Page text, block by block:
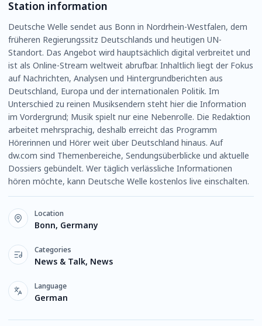
Station information
Deutsche Welle sendet aus Bonn in Nordrhein-Westfalen, dem
früheren Regierungssitz Deutschlands und heutigen UN-
Standort. Das Angebot wird hauptsächlich digital verbreitet und
ist als Online-Stream weltweit abrufbar. Inhaltlich liegt der Fokus
auf Nachrichten, Analysen und Hintergrundberichten aus
Deutschland, Europa und der internationalen Politik. Im
Unterschied zu reinen Musiksendern steht hier die Information
im Vordergrund; Musik spielt nur eine Nebenrolle. Die Redaktion
arbeitet mehrsprachig, deshalb erreicht das Programm
Hörerinnen und Hörer weit über Deutschland hinaus. Auf
dw.com sind Themenbereiche, Sendungsüberblicke und aktuelle
Dossiers gebündelt. Wer täglich verlässliche Informationen
hören möchte, kann Deutsche Welle kostenlos live einschalten.
Location
Bonn, Germany
Categories
News & Talk, News
Language
German